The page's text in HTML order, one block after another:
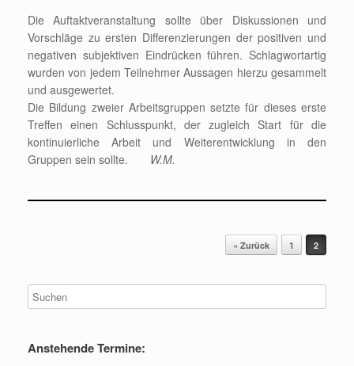
Die Auftaktveranstaltung sollte über Diskussionen und
Vorschläge zu ersten Differenzierungen der positiven und
negativen subjektiven Eindrücken führen. Schlagwortartig
wurden von jedem Teilnehmer Aussagen hierzu gesammelt
und ausgewertet.
Die Bildung zweier Arbeitsgruppen setzte für dieses erste
Treffen einen Schlusspunkt, der zugleich Start für die
kontinuierliche Arbeit und Weiterentwicklung in den
Gruppen sein sollte. W.M.
« Zurück 1 2
Anstehende Termine: